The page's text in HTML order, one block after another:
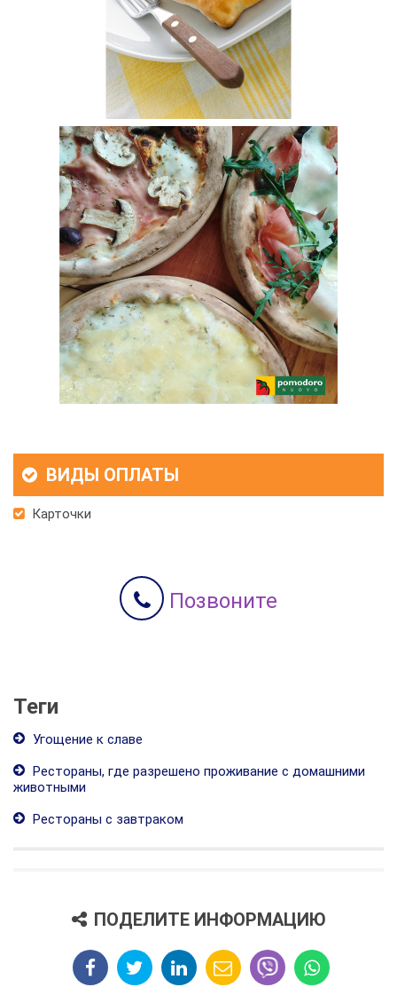
ВИДЫ ОПЛАТЫ
Карточки
Позвоните
Теги
Угощение к славе
Рестораны, где разрешено проживание с домашними
животными
Рестораны с завтраком
ПОДЕЛИТЕ ИНФОРМАЦИЮ